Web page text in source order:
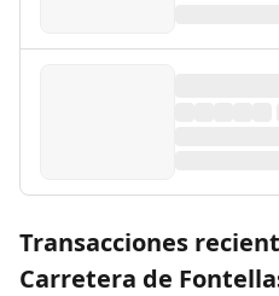
Transacciones
Carretera de